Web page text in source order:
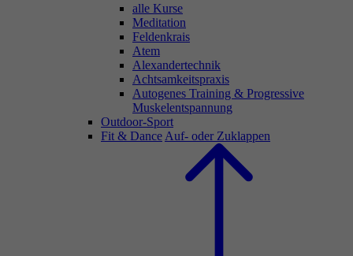
alle Kurse
Meditation
Feldenkrais
Atem
Alexandertechnik
Achtsamkeitspraxis
Autogenes Training & Progressive
Muskelentspannung
Outdoor-Sport
Fit & Dance Auf- oder Zuklappen